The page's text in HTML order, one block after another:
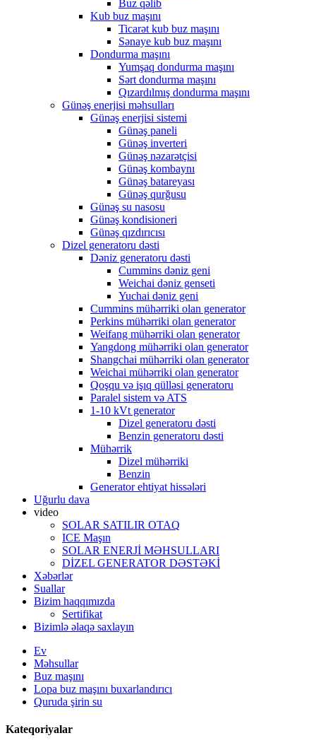
Buz qəlib
Kub buz maşını
Ticarət kub buz maşını
Sənaye kub buz maşını
Dondurma maşını
Yumşaq dondurma maşını
Sərt dondurma maşını
Qızardılmış dondurma maşını
Günəş enerjisi məhsulları
Günəş enerjisi sistemi
Günəş paneli
Günəş inverteri
Günəş nəzarətçisi
Günəş kombaynı
Günəş batareyası
Günəş qurğusu
Günəş su nasosu
Günəş kondisioneri
Günəş qızdırıcısı
Dizel generatoru dəsti
Dəniz generatoru dəsti
Cummins dəniz geni
Weichai dəniz genseti
Yuchai dəniz geni
Cummins mühərriki olan generator
Perkins mühərriki olan generator
Weifang mühərriki olan generator
Yangdong mühərriki olan generator
Shangchai mühərriki olan generator
Weichai mühərriki olan generator
Qoşqu və işıq qülləsi generatoru
Paralel sistem və ATS
1-10 kVt generator
Dizel generatoru dəsti
Benzin generatoru dəsti
Mühərrik
Dizel mühərriki
Benzin
Generator ehtiyat hissələri
Uğurlu dava
video
SOLAR SATILIR OTAQ
ICE Maşın
SOLAR ENERJİ MƏHSULLARI
DİZEL GENERATOR DƏSTƏKİ
Xəbərlər
Suallar
Bizim haqqımızda
Sertifikat
Bizimlə əlaqə saxlayın
Ev
Məhsullar
Buz maşını
Lopa buz maşını buxarlandırıcı
Quruda şirin su
Kateqoriyalar